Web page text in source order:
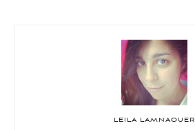
LEILA LAMNAOUER